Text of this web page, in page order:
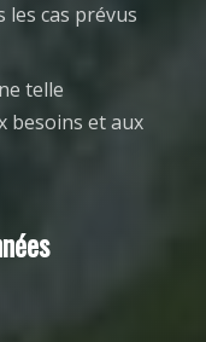
cas prévus
telle
besoins et aux